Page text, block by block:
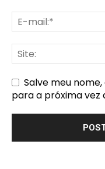
Salve meu
para a próxima vez